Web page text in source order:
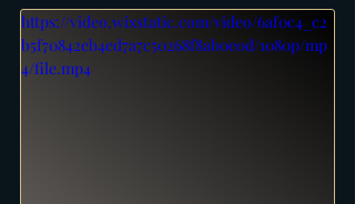
https://video.wixstatic.com/video/6af0c4_c2
b5f70842eb4ed7a7c50268f8ab0e0d/1080p/mp
4/file.mp4